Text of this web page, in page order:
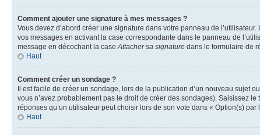
Comment ajouter une signature à mes messages ?
Vous devez d’abord créer une signature dans votre panneau de
vos messages en activant la case correspondante dans le panneau de
message en décochant la case Attacher sa signature dans le formulaire de
Haut
Comment créer un sondage ?
Il est facile de créer un sondage, lors de la publication d’un nouveau sujet
vous n’avez probablement pas le droit de créer des sondages). Saisissez
réponses qu’un utilisateur peut choisir lors de son vote dans « Option(s)
Haut